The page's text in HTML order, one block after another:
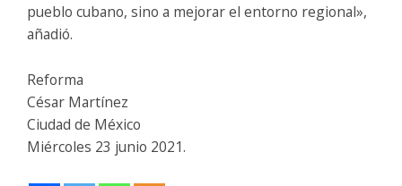
pueblo cubano, sino a mejorar el entorno regional»,
añadió.
Reforma
César Martínez
Ciudad de México
Miércoles 23 junio 2021.